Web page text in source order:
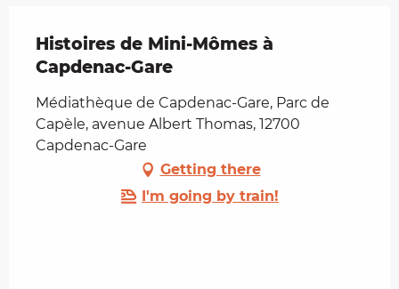
Histoires de Mini-Mômes à
Capdenac-Gare
Médiathèque de Capdenac-Gare, Parc de
Capèle, avenue Albert Thomas, 12700
Capdenac-Gare
Getting there
I'm going by train!